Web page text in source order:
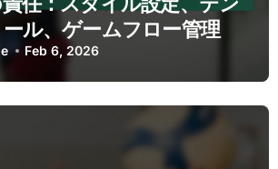
ル、ゲームフロー管理
Feb 6, 2026